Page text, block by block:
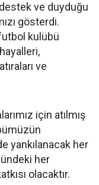
ve duyduğu
gösterdi.
kulübü
ve
için atılmış
yankılanacak her
her
olacaktır.